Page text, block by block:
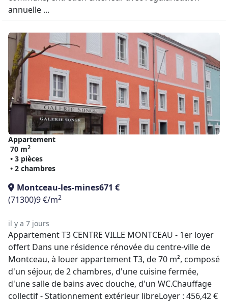
annuelle ...
Appartement
70 m2
• 3 pièces
• 2 chambres
Montceau-les-mines671 €
(71300)9 €/m2
il y a 7 jours
Appartement T3 CENTRE VILLE MONTCEAU - 1er loyer
offert Dans une résidence rénovée du centre-ville de
Montceau, à louer appartement T3, de 70 m², composé
d'un séjour, de 2 chambres, d'une cuisine fermée,
d'une salle de bains avec douche, d'un WC.Chauffage
collectif - Stationnement extérieur libreLoyer : 456,42 €